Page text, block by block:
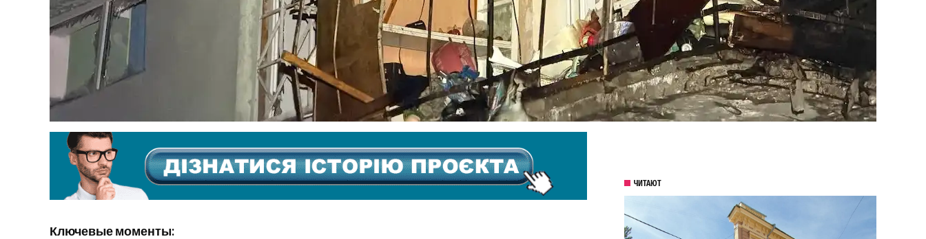
Ключевые моменты:
ЧИТАЮТ